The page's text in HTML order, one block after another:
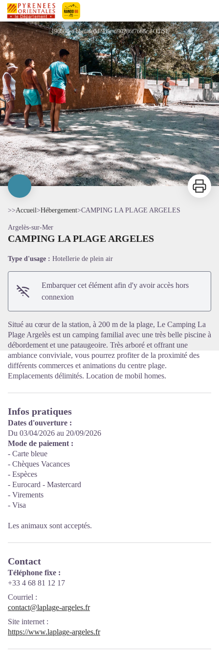
Pyrénées-Orientales Le Département
CAMPING LA PLAGE ARGELES
196b68ea-bbef-4e0d-9d5e-690286f7668c - OT/SI
Voir l'image en plein écran
Imprimer
>>Accueil>Hébergement>CAMPING LA PLAGE ARGELES
Argelès-sur-Mer
CAMPING LA PLAGE ARGELES
Type d'usage : Hotellerie de plein air
Embarquer cet élément afin d'y avoir accès hors
connexion
Situé au cœur de la station, à 200 m de la plage, Le Camping La
Plage Argelès est un camping familial avec une très belle piscine à
débordement et une pataugeoire. Très arboré et offrant une
ambiance conviviale, vous pourrez profiter de la proximité des
différents commerces et animations du centre plage.
Emplacements délimités. Location de mobil homes.
Infos pratiques
Dates d'ouverture :
Du 03/04/2026 au 20/09/2026
Mode de paiement :
- Carte bleue
- Chèques Vacances
- Espèces
- Eurocard - Mastercard
- Virements
- Visa
Les animaux sont acceptés.
Contact
Téléphone fixe :
+33 4 68 81 12 17
Courriel :
contact@laplage-argeles.fr
Site internet :
https://www.laplage-argeles.fr